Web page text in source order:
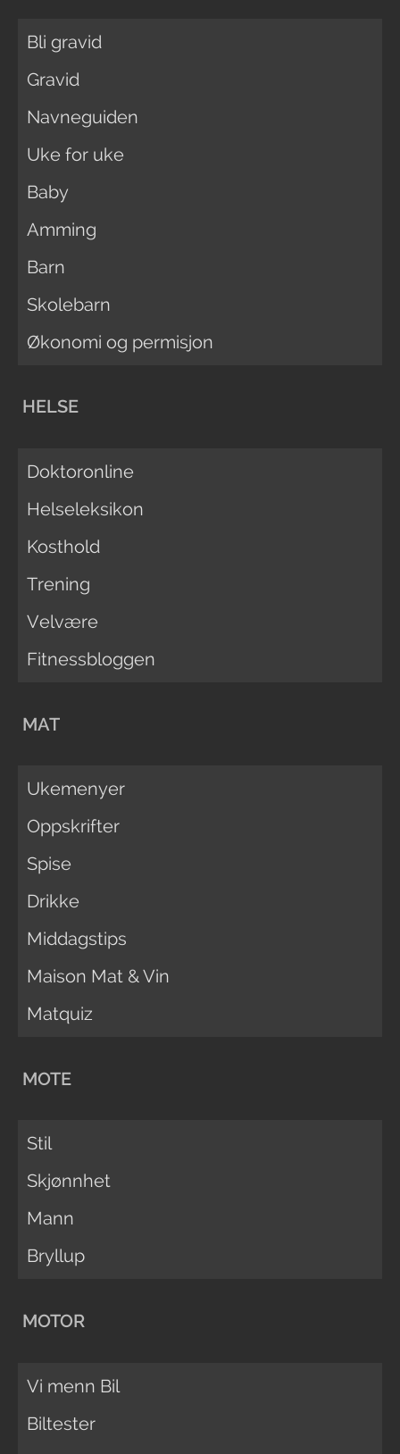
Bli gravid
Gravid
Navneguiden
Uke for uke
Baby
Amming
Barn
Skolebarn
Økonomi og permisjon
HELSE
Doktoronline
Helseleksikon
Kosthold
Trening
Velvære
Fitnessbloggen
MAT
Ukemenyer
Oppskrifter
Spise
Drikke
Middagstips
Maison Mat & Vin
Matquiz
MOTE
Stil
Skjønnhet
Mann
Bryllup
MOTOR
Vi menn Bil
Biltester